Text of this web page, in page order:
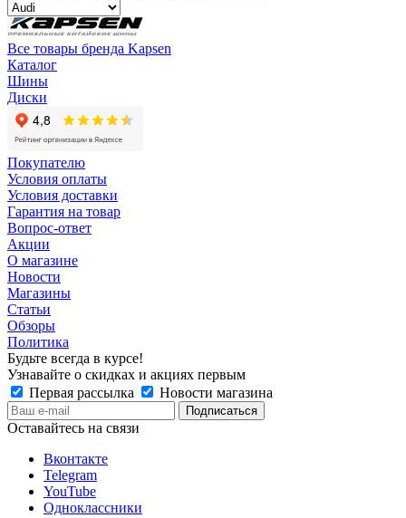
Все товары бренда Kapsen
Каталог
Шины
Диски
Покупателю
Условия оплаты
Условия доставки
Гарантия на товар
Вопрос-ответ
Акции
О магазине
Новости
Магазины
Статьи
Обзоры
Политика
Будьте всегда в курсе!
Узнавайте о скидках и акциях первым
Первая рассылка
Новости магазина
Оставайтесь на связи
Вконтакте
Telegram
YouTube
Одноклассники